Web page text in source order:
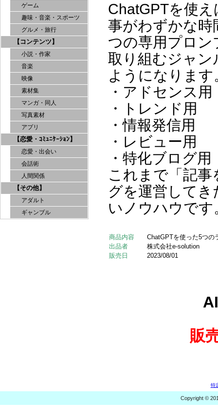
ゲーム
趣味・音楽・スポーツ
グルメ・旅行
【コンテンツ】
小説・作家
音楽
映像
素材集
マンガ・同人
写真素材
アプリ
【恋愛・ｺﾐｭﾆｹｰｼｮﾝ】
恋愛・出会い
会話術
人間関係
【その他】
アダルト
ギャンブル
ChatGPTを使
事がわずかな時
つの専用プロ
取り組むジャン
ようになります
・アドセンス用
・トレンド用
・情報発信用
・レビュー用
・特化ブログ用
これまで「記
グを運営して
いノウハウです
商品内容
ChatGPTを使った5つの
出品者
株式会社e-solution
販売日
2023/08/01
販
特
Copyright ©